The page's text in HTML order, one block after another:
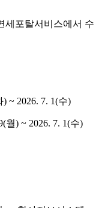
세포탈서비스에서 수
~ 2026. 7. 1(수)
) ~ 2026. 7. 1(수)